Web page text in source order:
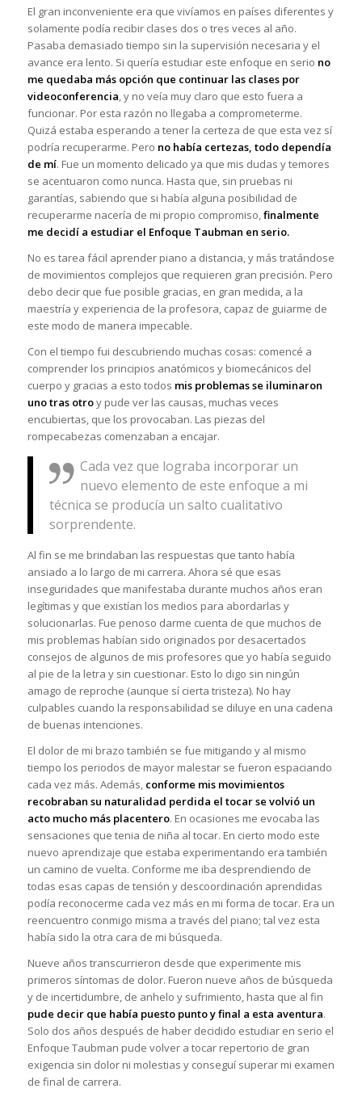
El gran inconveniente era que vivíamos en países diferentes y
solamente podía recibir clases dos o tres veces al año.
Pasaba demasiado tiempo sin la supervisión necesaria y el
avance era lento. Si quería estudiar este enfoque en serio no
me quedaba más opción que continuar las clases por
videoconferencia, y no veía muy claro que esto fuera a
funcionar. Por esta razón no llegaba a comprometerme.
Quizá estaba esperando a tener la certeza de que esta vez sí
podría recuperarme. Pero no había certezas, todo dependía
de mí. Fue un momento delicado ya que mis dudas y temores
se acentuaron como nunca. Hasta que, sin pruebas ni
garantías, sabiendo que si había alguna posibilidad de
recuperarme nacería de mi propio compromiso,finalmente
me decidí a estudiar el Enfoque Taubman en serio.
No es tarea fácil aprender piano a distancia, y más tratándose
de movimientos complejos que requieren gran precisión. Pero
debo decir que fue posible gracias, en gran medida, a la
maestría y experiencia de la profesora, capaz de guiarme de
este modo de manera impecable.
Con el tiempo fui descubriendo muchas cosas: comencé a
comprender los principios anatómicos y biomecánicos del
cuerpo y gracias a esto todos mis problemas se iluminaron
uno tras otroy pude ver las causas, muchas veces
encubiertas, que los provocaban. Las piezas del
rompecabezas comenzaban a encajar.
Cada vez que lograba incorporar un
nuevo elemento de este enfoque a mi
técnica se producía un salto cualitativo
sorprendente.
Al fin se me brindaban las respuestas que tanto había
ansiado a lo largo de mi carrera. Ahora sé que esas
inseguridades que manifestaba durante muchos años eran
legítimas y que existían los medios para abordarlas y
solucionarlas. Fue penoso darme cuenta de que muchos de
mis problemas habían sido originados por desacertados
consejos de algunos de mis profesores que yo había seguido
al pie de la letra y sin cuestionar. Esto lo digo sin ningún
amago de reproche (aunque sí cierta tristeza). No hay
culpables cuando la responsabilidad se diluye en una cadena
de buenas intenciones.
El dolor de mi brazo también se fue mitigando y al mismo
tiempo los periodos de mayor malestar se fueron espaciando
cada vez más. Además, conforme mis movimientos
recobraban su naturalidad perdida el tocar se volvió un
acto mucho más placentero. En ocasiones me evocaba las
sensaciones que tenia de niña al tocar. En cierto modo este
nuevo aprendizaje que estaba experimentando era también
un camino de vuelta. Conforme me iba desprendiendo de
todas esas capas de tensión y descoordinación aprendidas
podía reconocerme cada vez más en mi forma de tocar. Era un
reencuentro conmigo misma a través del piano; tal vez esta
había sido la otra cara de mi búsqueda.
Nueve años transcurrieron desde que experimente mis
primeros síntomas de dolor. Fueron nueve años de búsqueda
y de incertidumbre, de anhelo y sufrimiento, hasta que al fin
pude decir que había puesto punto y final a esta aventura.
Solo dos años después de haber decidido estudiar en serio el
Enfoque Taubman pude volver a tocar repertorio de gran
exigencia sin dolor ni molestias y conseguí superar mi examen
de final de carrera.